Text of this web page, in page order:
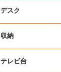
デスク
収納
テレビ台